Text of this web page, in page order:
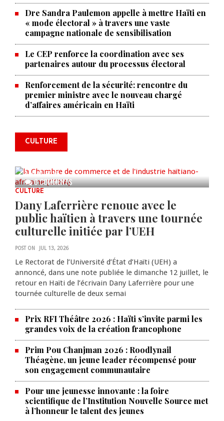
Dre Sandra Paulemon appelle à mettre Haïti en
« mode électoral » à travers une vaste
campagne nationale de sensibilisation
Le CEP renforce la coordination avec ses
partenaires autour du processus électoral
Renforcement de la sécurité: rencontre du
premier ministre avec le nouveau chargé
d’affaires américain en Haïti
CULTURE
0 COMMENTS
La Chambre de commerce et de
l'industrie haïtiano-africaine
commémorer le 235e
anniversaire de la cérémonie du
AUG 05, 2026
CULTURE
Dany Laferrière renoue avec le
public haïtien à travers une tournée
culturelle initiée par l’UEH
POST ON JUL 13, 2026
Le Rectorat de l’Université d’État d’Haïti (UEH) a
annoncé, dans une note publiée le dimanche 12 juillet, le
retour en Haïti de l’écrivain Dany Laferrière pour une
tournée culturelle de deux semai
Prix RFI Théâtre 2026 : Haïti s’invite parmi les
grandes voix de la création francophone
Prim Pou Chanjman 2026 : Roodlynail
Théagène, un jeune leader récompensé pour
son engagement communautaire
Pour une jeunesse innovante : la foire
scientifique de l’Institution Nouvelle Source met
à l’honneur le talent des jeunes